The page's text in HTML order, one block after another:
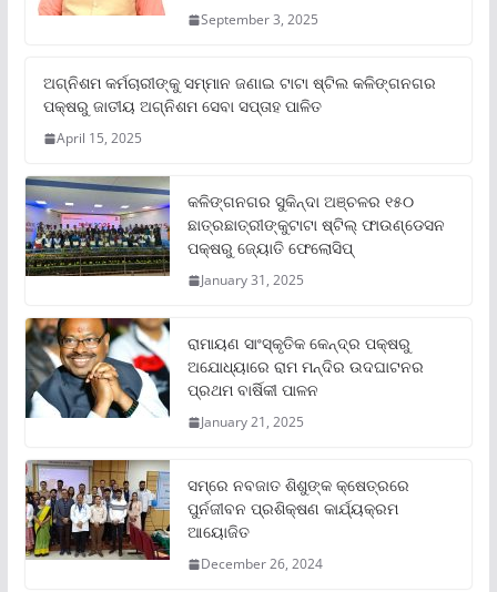
September 3, 2025
ଅଗ୍ନିଶମ କର୍ମଚାରୀଙ୍କୁ ସମ୍ମାନ ଜଣାଇ ଟାଟା ଷ୍ଟିଲ କଳିଙ୍ଗନଗର
ପକ୍ଷରୁ ଜାତୀୟ ଅଗ୍ନିଶମ ସେବା ସପ୍ତାହ ପାଳିତ
April 15, 2025
କଳିଙ୍ଗନଗର ସୁକିନ୍ଦା ଅଞ୍ଚଳର ୧୫୦
ଛାତ୍ରଛାତ୍ରୀଙ୍କୁଟାଟା ଷ୍ଟିଲ୍ ଫାଉଣ୍ଡେସନ
ପକ୍ଷରୁ ଜ୍ୟୋତି ଫେଲୋସିପ୍‌
January 31, 2025
ରାମାୟଣ ସାଂସ୍କୃତିକ କେନ୍ଦ୍ର ପକ୍ଷରୁ
ଅଯୋଧ୍ୟାରେ ରାମ ମନ୍ଦିର ଉଦଘାଟନର
ପ୍ରଥମ ବାର୍ଷିକୀ ପାଳନ
January 21, 2025
ସମ୍‌ରେ ନବଜାତ ଶିଶୁଙ୍କ କ୍ଷେତ୍ରରେ
ପୁର୍ନଜୀବନ ପ୍ରଶିକ୍ଷଣ କାର୍ଯ୍ୟକ୍ରମ
ଆୟୋଜିତ
December 26, 2024